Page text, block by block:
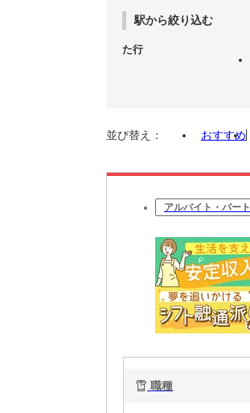
駅から絞り込む
た行
並び替え： おすすめ
アルバイト・パート
職種